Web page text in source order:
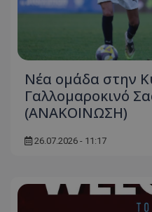
Νέα ομάδα στην
Γαλλομαροκινό
(ΑΝΑΚΟΙΝΩΣΗ)
26.07.2026 - 11:17